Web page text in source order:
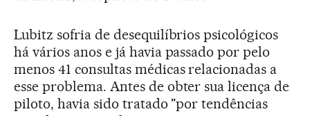
Lubitz sofria de desequilíbrios psicológicos
há vários anos e já havia passado por pelo
menos 41 consultas médicas relacionadas a
esse problema. Antes de obter sua licença de
piloto, havia sido tratado "por tendências